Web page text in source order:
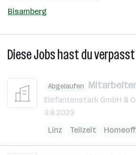
Bisamberg
Diese Jobs hast du verpasst
Abgelaufen
Elefantenstark GmbH &
3.8.2023
Linz
Teilzeit